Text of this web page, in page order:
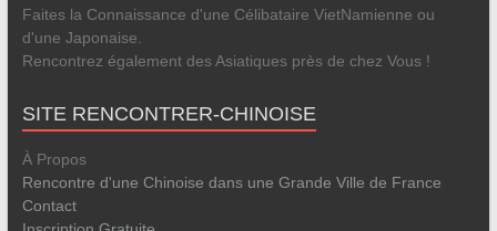
Faites la Connaissance d'une Célibataire VietNamienne ou
d'une Japonaise.
Rencontrez également des Asiatiques près de chez Vous !
SITE RENCONTRER-CHINOISE
À Propos
Rencontre d'une Chinoise dans une Grande Ville de France
Contact